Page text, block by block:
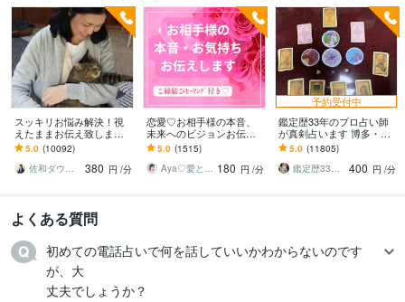
スッキリお悩み解決！視
えたままお伝え致します
恋愛、結婚、人間関係、
仕事、人生、ペットの気
持ち等◎祈願付き
5.0 (10092)
佐和ダウジング＆スピリットメンター
380 円 /分
恋愛♡お相手様の本音、
未来へのビジョンお伝え
します どんな関係でも細
密にお伝えします✨ツイン
レイ ソウルメイト
5.0 (1515)
Aya♡愛と光のスピリチュアルガイド 180 円 /分
予約受付中
鑑定歴33年のプロ占い師
が真剣占います 博多・廓
屋の純血統占い祈願師
雷鳥
5.0 (11805)
鑑定歴33年のプロ占い師 雷鳥
400 円 /分
よくある質問
初めての電話占いで何を話していいかわからないのです
が、大
丈夫でしょうか？